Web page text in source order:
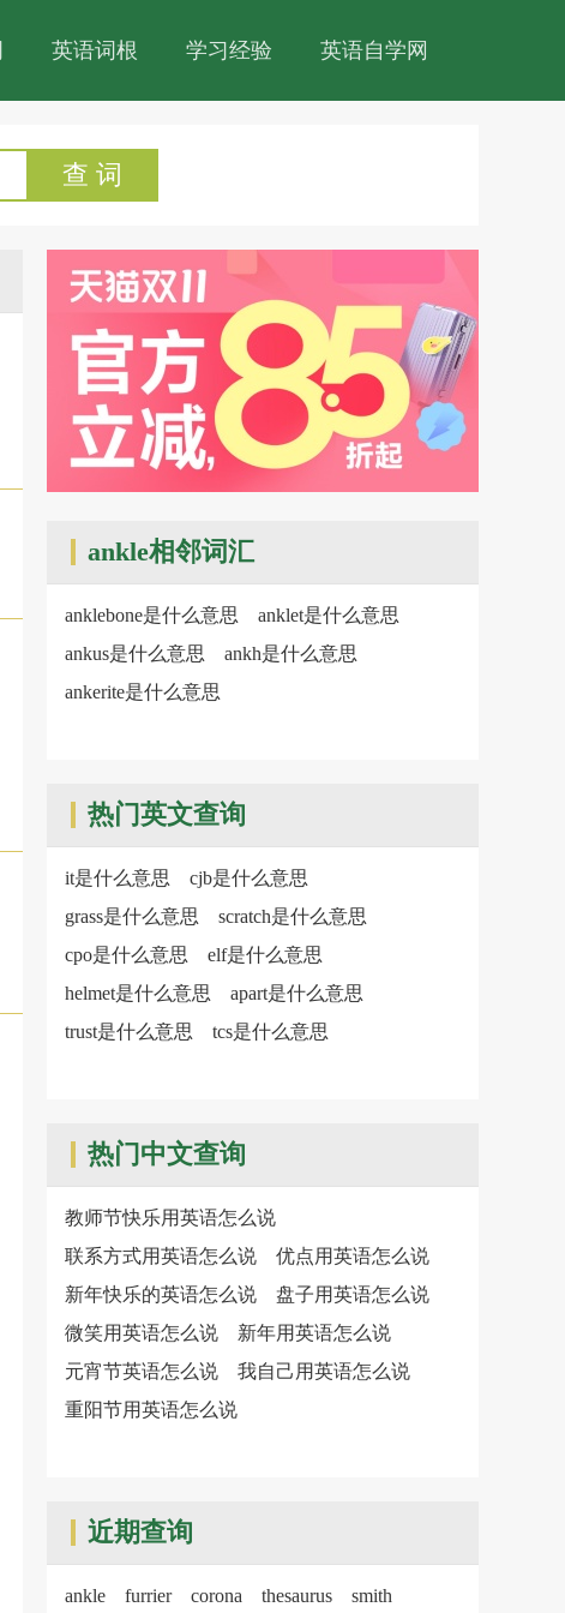
英语词根 学习经验 英语自学网
查 词
ankle相邻词汇
anklebone是什么意思
anklet是什么意思
ankus是什么意思
ankh是什么意思
ankerite是什么意思
热门英文查询
it是什么意思
cjb是什么意思
grass是什么意思
scratch是什么意思
cpo是什么意思
elf是什么意思
helmet是什么意思
apart是什么意思
trust是什么意思
tcs是什么意思
热门中文查询
教师节快乐用英语怎么说
联系方式用英语怎么说
优点用英语怎么说
新年快乐的英语怎么说
盘子用英语怎么说
微笑用英语怎么说
新年用英语怎么说
元宵节英语怎么说
我自己用英语怎么说
重阳节用英语怎么说
近期查询
ankle furrier corona thesaurus smith